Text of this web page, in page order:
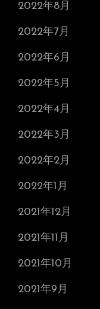
2022年8月
2022年7月
2022年6月
2022年5月
2022年4月
2022年3月
2022年2月
2022年1月
2021年12月
2021年11月
2021年10月
2021年9月